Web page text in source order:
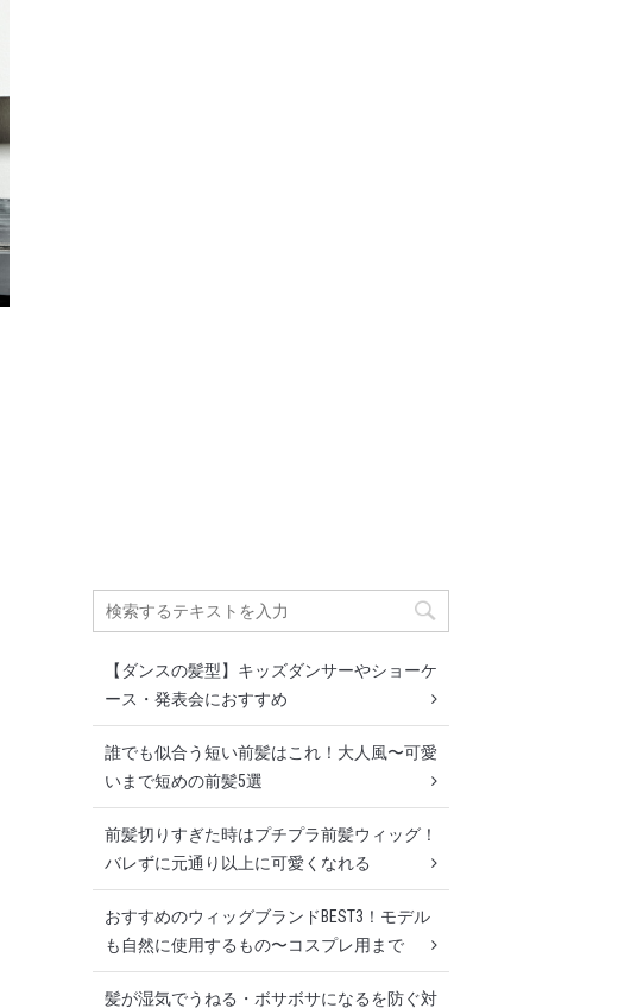
【ダンスの髪型】キッズダンサーやショーケ
ース・発表会におすすめ
誰でも似合う短い前髪はこれ！大人風〜可愛
いまで短めの前髪5選
前髪切りすぎた時はプチプラ前髪ウィッグ！
バレずに元通り以上に可愛くなれる
おすすめのウィッグブランドBEST3！モデル
も自然に使用するもの〜コスプレ用まで
髪が湿気でうねる・ボサボサになるを防ぐ対